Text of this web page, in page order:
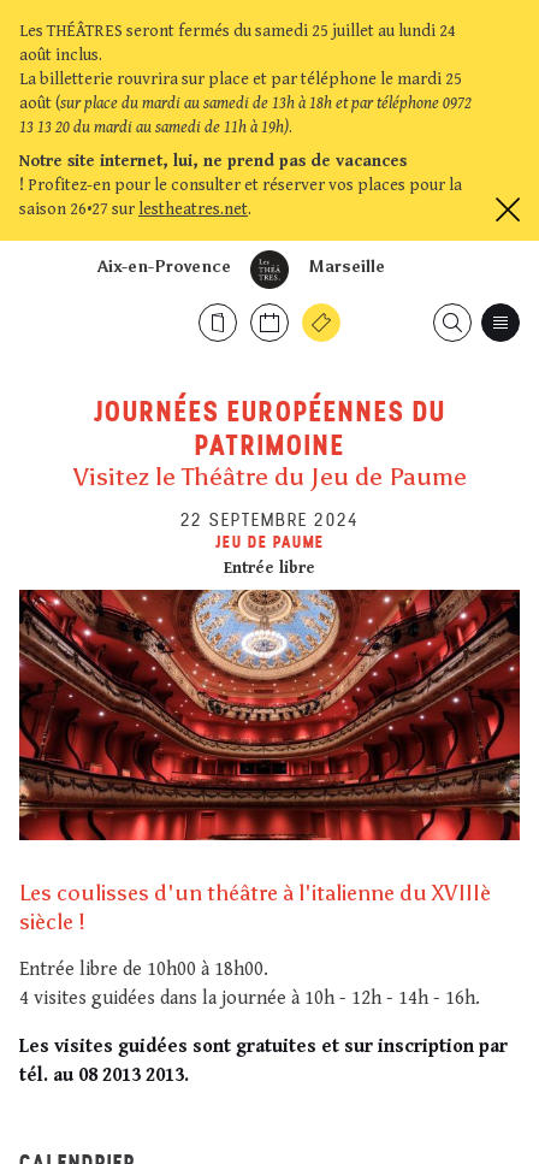
Les THÉÂTRES seront fermés du samedi 25 juillet au lundi 24
août inclus.
La billetterie rouvrira sur place et par téléphone le mardi 25
août (sur place du mardi au samedi de 13h à 18h et par téléphone 0972
13 13 20 du mardi au samedi de 11h à 19h).
Notre site internet, lui, ne prend pas de vacances
! Profitez-en pour le consulter et réserver vos places pour la
saison 26•27 sur lestheatres.net.
Marseille
Aix-en-Provence
JOURNÉES EUROPÉENNES DU
PATRIMOINE
Visitez le Théâtre du Jeu de Paume
22 SEPTEMBRE 2024
JEU DE PAUME
Entrée libre
Les coulisses d'un théâtre à l'italienne du XVIIIè
siècle !
Entrée libre de 10h00 à 18h00.
4 visites guidées dans la journée à 10h - 12h - 14h - 16h.
Les visites guidées sont gratuites et sur inscription par
tél. au 08 2013 2013.